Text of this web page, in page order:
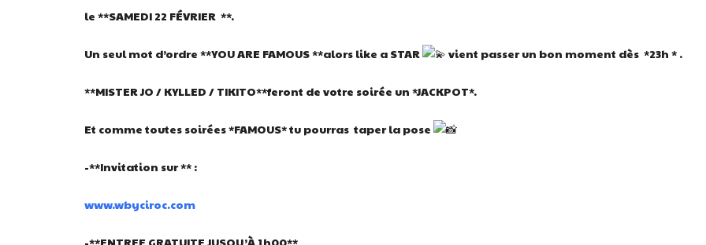
le **SAMEDI 22 FÉVRIER **.
Un seul mot d’ordre **YOU ARE FAMOUS **alors like a STAR vient passer un bon moment dès *23h * .
**MISTER JO / KYLLED / TIKITO**feront de votre soirée un *JACKPOT*.
Et comme toutes soirées *FAMOUS* tu pourras taper la pose
-**Invitation sur ** :
www.wbyciroc.com
-**ENTREE GRATUITE JUSQU’À 1h00**